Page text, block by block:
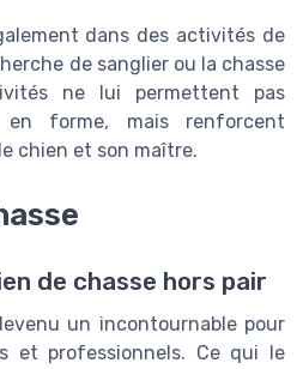
dans des activités de
de sanglier ou la chasse
ne lui permettent pas
forme, mais renforcent
chien et son maître.
de chasse hors pair
un incontournable pour
et professionnels. Ce qui le